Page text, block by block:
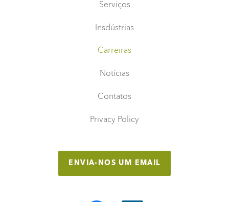
Serviços
Insdústrias
Carreiras
Notícias
Contatos
Privacy Policy
ENVIA-NOS UM EMAIL